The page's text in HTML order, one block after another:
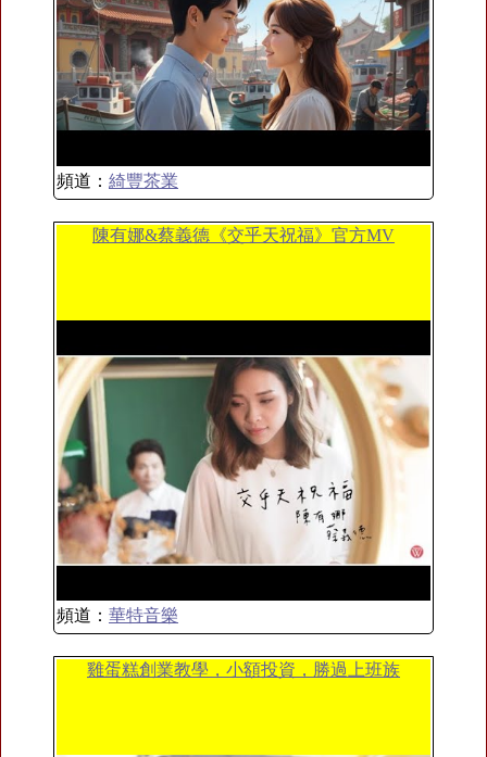
頻道： 綺豐茶業
陳有娜&蔡義德《交乎天祝福》官方MV
頻道： 華特音樂
雞蛋糕創業教學，小額投資，勝過上班族